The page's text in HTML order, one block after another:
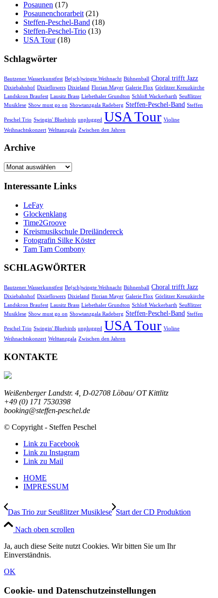
Posaunen (17)
Posaunenchorarbeit (21)
Steffen-Peschel-Band (18)
Steffen-Peschel-Trio (13)
USA Tour(18)
Schlagwörter
Bautzener Wasserkunstfest Be(sch)wingte Weihnacht Bühnenball Choral trifft Jazz
Dixiebahnhof Dixieflowers Dixieland Florian Mayer Galerie Flox Görlitzer Kreuzkirche
Landskron Braufest Lausitz Brass Liebethaler Grundton Schloß Wackerbarth Seußlitzer
Musiklese Show must go on Showtanzgala Radeberg Steffen-Peschel-Band Steffen
Peschel Trio Swingin' Bluebirds unplugged USA Tour Violine
Weihnachtskonzert Welttanzgala Zwischen den Jahren
Archive
Archive
Interessante Links
LeFay
Glockenklang
Time2Groove
Kreismusikschule Dreiländereck
Fotografin Silke Köster
Tam Tam Combony
SCHLAGWÖRTER
Bautzener Wasserkunstfest Be(sch)wingte Weihnacht Bühnenball Choral trifft Jazz
Dixiebahnhof Dixieflowers Dixieland Florian Mayer Galerie Flox Görlitzer Kreuzkirche
Landskron Braufest Lausitz Brass Liebethaler Grundton Schloß Wackerbarth Seußlitzer
Musiklese Show must go on Showtanzgala Radeberg Steffen-Peschel-Band Steffen
Peschel Trio Swingin' Bluebirds unplugged USA Tour Violine
Weihnachtskonzert Welttanzgala Zwischen den Jahren
KONTAKTE
Weißenberger Landstr. 4, D-02708 Löbau/ OT Kittlitz
+49 (0) 171 7530398
booking@steffen-peschel.de
© Copyright - Steffen Peschel
Link zu Facebook
Link zu Instagram
Link zu Mail
HOME
IMPRESSUM
Das Trio zur Seußlitzer Musiklese Start der CD Produktion
Nach oben scrollen
Ja, auch diese Seite nutzt Cookies. Wir bitten Sie um Ihr
Einverständnis.
OK
Cookie- und Datenschutzeinstellungen